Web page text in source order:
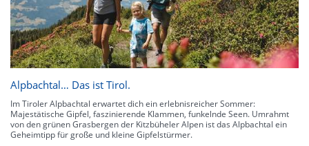
Alpbachtal… Das ist Tirol.
Im Tiroler Alpbachtal erwartet dich ein erlebnisreicher Sommer:
Majestätische Gipfel, faszinierende Klammen, funkelnde Seen. Umrahmt
von den grünen Grasbergen der Kitzbüheler Alpen ist das Alpbachtal ein
Geheimtipp für große und kleine Gipfelstürmer.